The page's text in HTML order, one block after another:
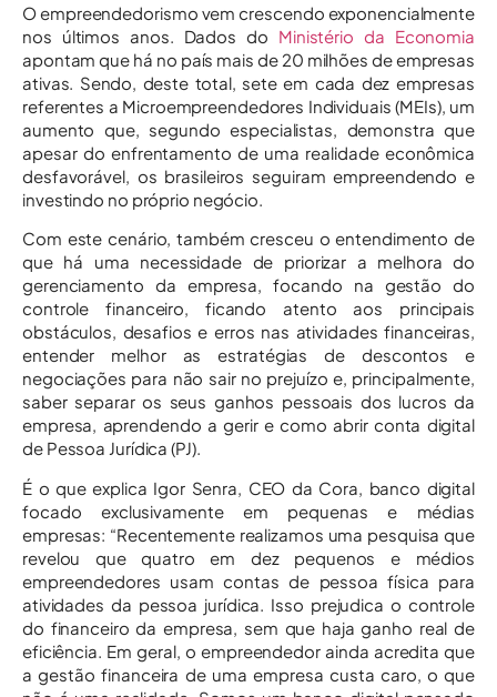
O empreendedorismo vem crescendo exponencialmente
nos últimos anos. Dados do Ministério da Economia
apontam que há no país mais de 20 milhões de empresas
ativas. Sendo, deste total, sete em cada dez empresas
referentes a Microempreendedores Individuais (MEIs), um
aumento que, segundo especialistas, demonstra que
apesar do enfrentamento de uma realidade econômica
desfavorável, os brasileiros seguiram empreendendo e
investindo no próprio negócio.
Com este cenário, também cresceu o entendimento de
que há uma necessidade de priorizar a melhora do
gerenciamento da empresa, focando na gestão do
controle financeiro, ficando atento aos principais
obstáculos, desafios e erros nas atividades financeiras,
entender melhor as estratégias de descontos e
negociações para não sair no prejuízo e, principalmente,
saber separar os seus ganhos pessoais dos lucros da
empresa, aprendendo a gerir e como abrir conta digital
de Pessoa Jurídica (PJ).
É o que explica Igor Senra, CEO da Cora, banco digital
focado exclusivamente em pequenas e médias
empresas: “Recentemente realizamos uma pesquisa que
revelou que quatro em dez pequenos e médios
empreendedores usam contas de pessoa física para
atividades da pessoa jurídica. Isso prejudica o controle
do financeiro da empresa, sem que haja ganho real de
eficiência. Em geral, o empreendedor ainda acredita que
a gestão financeira de uma empresa custa caro, o que